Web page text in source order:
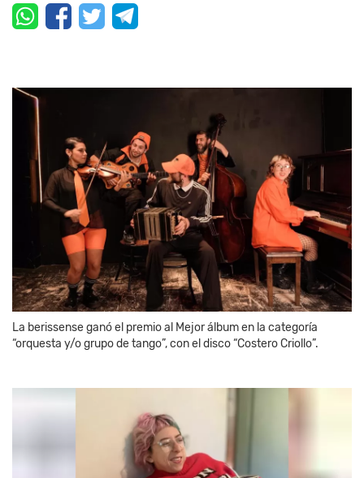
La berissense ganó el premio al Mejor álbum en la categoría
“orquesta y/o grupo de tango”, con el disco “Costero Criollo”.